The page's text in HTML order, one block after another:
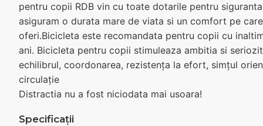
pentru copii RDB vin cu toate dotarile pentru
asiguram o durata mare de viata si un comfort pe
oferi.Bicicleta este recomandata pentru copii cu
ani. Bicicleta pentru copii stimuleaza ambitia si
echilibrul, coordonarea, rezistența la efort, simțul
circulație
Distractia nu a fost niciodata mai usoara!
Specificații